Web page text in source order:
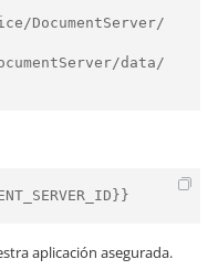
DocumentServer/
data/
aplicación asegurada.